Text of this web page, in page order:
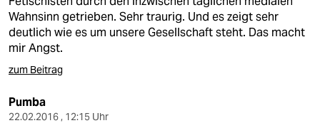
unterstützen
abo
genossenschaft
Wahnsinn getrieben. Sehr traurig. Und es zeigt sehr
deutlich wie es um unsere Gesellschaft steht. Das macht
mir Angst.
zum Beitrag
Pumba
22.02.2016 , 12:15 Uhr